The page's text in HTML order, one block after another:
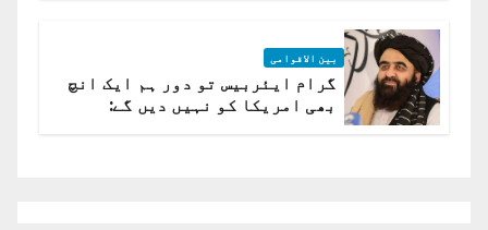
بین الاقوامی
گرام ایئربیس تو دور ہم ایک انچ
بھی امریکا کو نہیں دیں گے: